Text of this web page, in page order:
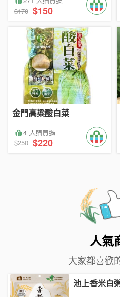
$170 $150
金門高粱酸白菜
4 人購買過
$250 $220
人氣
大家都喜歡
池上香米白